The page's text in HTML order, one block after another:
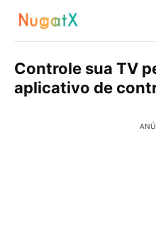
Controle sua TV
aplicativo de